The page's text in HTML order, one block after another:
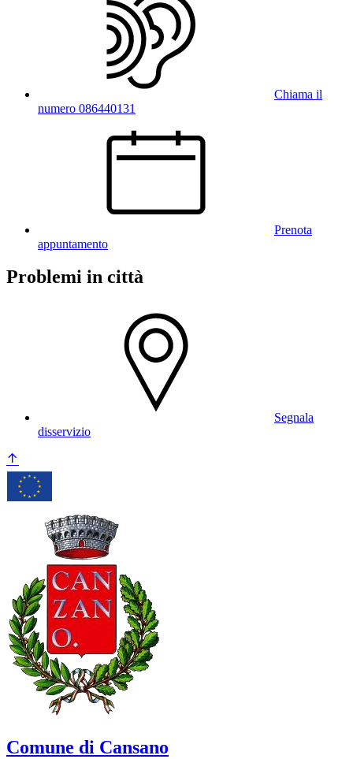
Chiama il
numero 086440131
Prenota
appuntamento
Problemi in città
Segnala
disservizio
Comune di Cansano